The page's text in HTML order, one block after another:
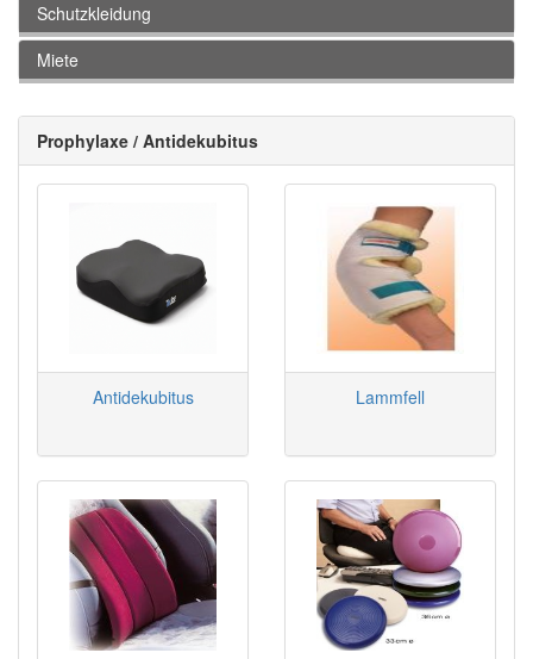
Schutzkleidung
Miete
Prophylaxe / Antidekubitus
Antidekubitus Lammfell